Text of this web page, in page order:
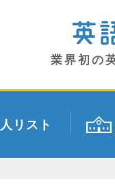
業界初の
リスト